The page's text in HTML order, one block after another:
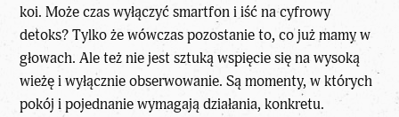
koi. Może czas wyłączyć smartfon i iść na cyfrowy
detoks? Tylko że wówczas pozostanie to, co już mamy w
głowach. Ale też nie jest sztuką wspięcie się na wysoką
wieżę i wyłącznie obserwowanie. Są momenty, w których
pokój i pojednanie wymagają działania, konkretu.